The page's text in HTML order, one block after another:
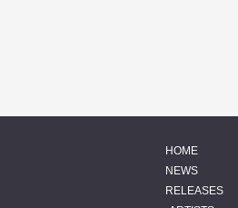
HOME
NEWS
RELEASES